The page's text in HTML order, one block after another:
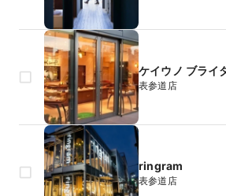
ケイウノ ブライ
表参道店
ringram
表参道店